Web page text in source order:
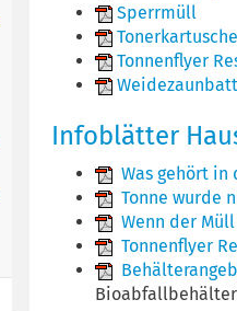
Sperrmüll
Tonnenflyer
Infoblätter
Was gehört in
Tonne wurde
Wenn der
Tonnenflyer